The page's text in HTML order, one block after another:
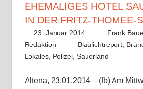
HEMALIGES HOTEL
N DER FRITZ-THOMEE-
23. Januar 2014
Frank
Redaktion
Blaulichtreport
Lokales, Polizei, Sauerland
Altena, 23.01.2014 – (fb) Am